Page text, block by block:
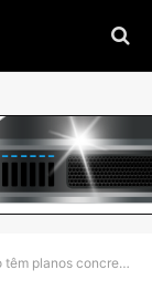
concretos, alerta ONU